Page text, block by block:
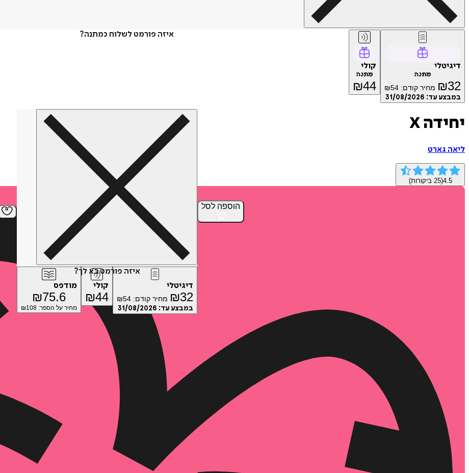
איזה פורמט לשלוח כמתנה?
דיגיטלי
מתנה
₪32 מחיר קודם: ₪54
במבצע עד: 31/08/2026
קולי
מתנה
₪44
הוספה לסל
איזה פורמט בא לך?
דיגיטלי
₪32 מחיר קודם: ₪54
במבצע עד: 31/08/2026
קולי
₪44
מודפס
₪75.6
מחיר על הספר: ₪108
יחידה X
ליאה גארט
4.5
(
25 ביקורות)